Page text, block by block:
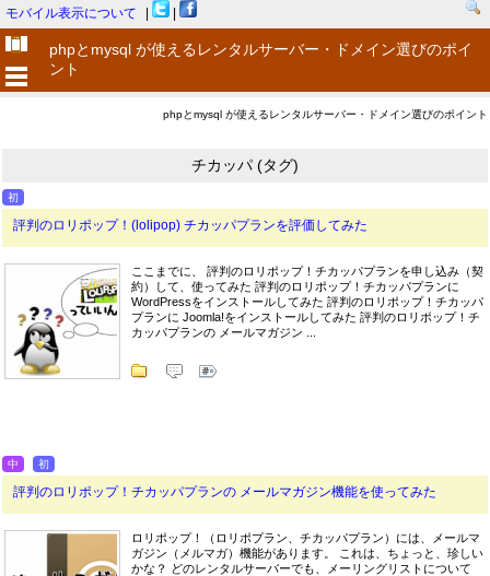
モバイル表示について
phpとmysql が使えるレンタルサーバー・ドメイン選びのポイ
ント
phpとmysql が使えるレンタルサーバー・ドメイン選びのポイント
チカッパ (タグ)
初
評判のロリポップ！(lolipop) チカッパプランを評価してみた
ここまでに、 評判のロリポップ！チカッパプランを申し込み（契
約）して、使ってみた 評判のロリポップ！チカッパプランに
WordPressをインストールしてみた 評判のロリポップ！チカッパ
プランに Joomla!をインストールしてみた 評判のロリポップ！チ
カッパプランの メールマガジン ...
中 初
評判のロリポップ！チカッパプランの メールマガジン機能を使ってみた
ロリポップ！（ロリポプラン、チカッパプラン）には、メールマ
ガジン（メルマガ）機能があります。 これは、ちょっと、珍しい
かな？ どのレンタルサーバーでも、メーリングリストについて